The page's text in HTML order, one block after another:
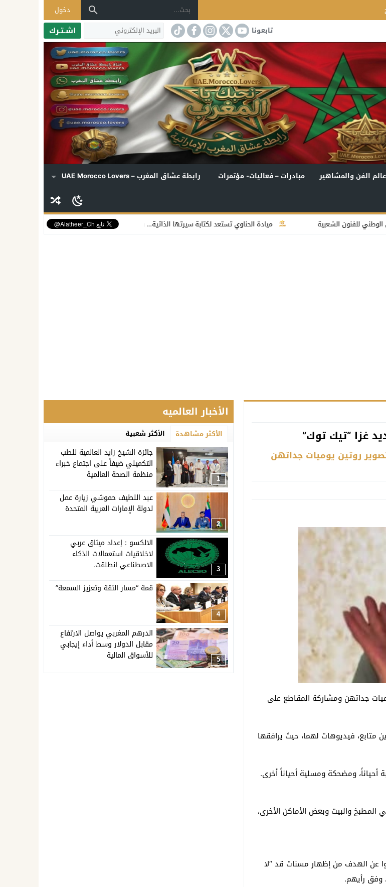
دخول
تابعونا اشـتـرك
عالم الفن والمشاهير مبادرات – فعاليات- مؤتمرات رابطة عشاق المغرب – UAE Morocco Lovers
ميادة الحناوي تستعد لكتابة سيرتها الذاتية… ومسلسل مرتقب يكشف أسراراً تُروى للمرة الأولى بريطانيا تؤكد
غزا “تيك توك”
روتين يوميات جداتهن
جداتهن ومشاركة المقاطع على
ينشر صاحب صفحة “أنا وجدتي”، التي تخطت الـ3 ملايين متابع، فيديوهات لهما، حيث يرافقها
ومضحكة ومسلية أحياناً أخرى.
والبيت وبعض الأماكن الأخرى،
عن الهدف من إظهار مسنات قد “لا
وفق رأيهم.
الأخبار العالميه
الأكثر مشاهدة الأكثر شعبية
1
جائزة الشيخ زايد العالمية للطب
التكميلي ضيفاً على اجتماع خبراء
منظمة الصحة العالمية
2
عبد اللطيف حموشي زيارة عمل
لدولة الإمارات العربية المتحدة
3
الالكسو : إعداد ميثاق عربي
لاخلاقيات استعمالات الذكاء
الاصطناعي انطلقت.
4
قمة “مسار الثقة وتعزيز السمعة”
5
الدرهم المغربي يواصل الارتفاع
مقابل الدولار وسط أداء إيجابي
للأسواق المالية